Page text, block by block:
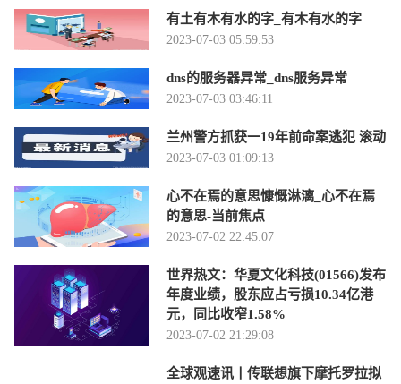
有土有木有水的字_有木有水的字
2023-07-03 05:59:53
dns的服务器异常_dns服务异常
2023-07-03 03:46:11
兰州警方抓获一19年前命案逃犯 滚动
2023-07-03 01:09:13
心不在焉的意思慷慨淋漓_心不在焉
的意思-当前焦点
2023-07-02 22:45:07
世界热文：华夏文化科技(01566)发布
年度业绩，股东应占亏损10.34亿港
元，同比收窄1.58%
2023-07-02 21:29:08
全球观速讯丨传联想旗下摩托罗拉拟